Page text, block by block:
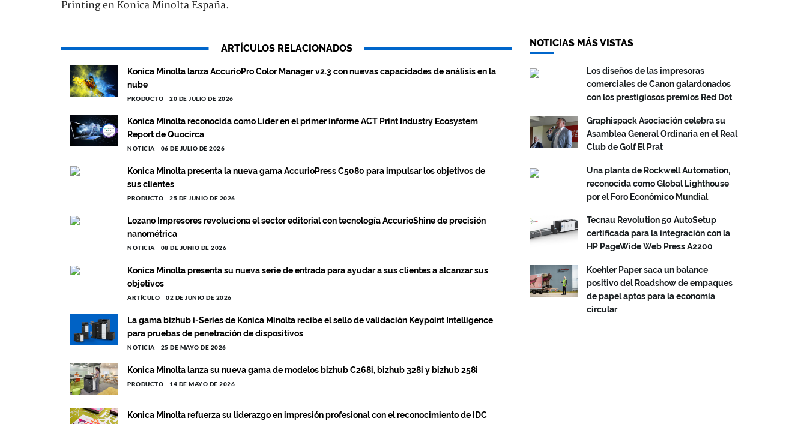
Printing en Konica Minolta España.
ARTÍCULOS RELACIONADOS
Konica Minolta lanza AccurioPro Color Manager v2.3 con nuevas capacidades de análisis en la
nube
PRODUCTO 20 DE JULIO DE 2026
Konica Minolta reconocida como Líder en el primer informe ACT Print Industry Ecosystem
Report de Quocirca
NOTICIA 06 DE JULIO DE 2026
Konica Minolta presenta la nueva gama AccurioPress C5080 para impulsar los objetivos de
sus clientes
PRODUCTO 25 DE JUNIO DE 2026
Lozano Impresores revoluciona el sector editorial con tecnología AccurioShine de precisión
nanométrica
NOTICIA 08 DE JUNIO DE 2026
Konica Minolta presenta su nueva serie de entrada para ayudar a sus clientes a alcanzar sus
objetivos
ARTÍCULO 02 DE JUNIO DE 2026
La gama bizhub i-Series de Konica Minolta recibe el sello de validación Keypoint Intelligence
para pruebas de penetración de dispositivos
NOTICIA 25 DE MAYO DE 2026
Konica Minolta lanza su nueva gama de modelos bizhub C268i, bizhub 328i y bizhub 258i
PRODUCTO 14 DE MAYO DE 2026
Konica Minolta refuerza su liderazgo en impresión profesional con el reconocimiento de IDC
NOTICIAS MÁS VISTAS
Los diseños de las impresoras
comerciales de Canon galardonados
con los prestigiosos premios Red Dot
Graphispack Asociación celebra su
Asamblea General Ordinaria en el Real
Club de Golf El Prat
Una planta de Rockwell Automation,
reconocida como Global Lighthouse
por el Foro Económico Mundial
Tecnau Revolution 50 AutoSetup
certificada para la integración con la
HP PageWide Web Press A2200
Koehler Paper saca un balance
positivo del Roadshow de empaques
de papel aptos para la economía
circular